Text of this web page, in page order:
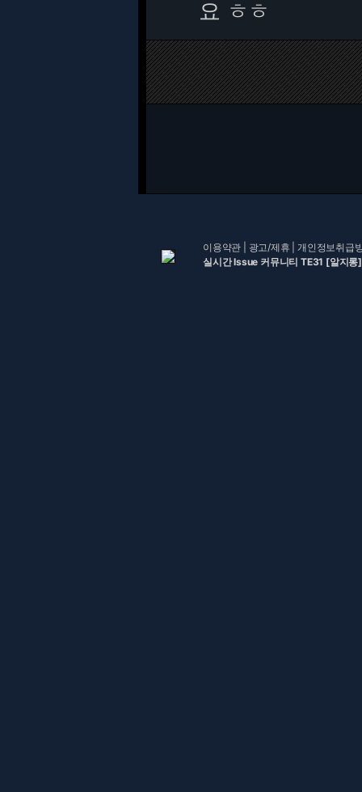
요 ㅎㅎ
이용약관 광고/제휴 |개인정보취급
실시간 Issue 커뮤니티 TE31 [알지